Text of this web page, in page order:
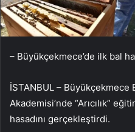
– Büyükçekmece’de ilk bal
İSTANBUL – Büyükçekmece
Akademisi’nde “Arıcılık”
hasadını gerçekleştirdi.